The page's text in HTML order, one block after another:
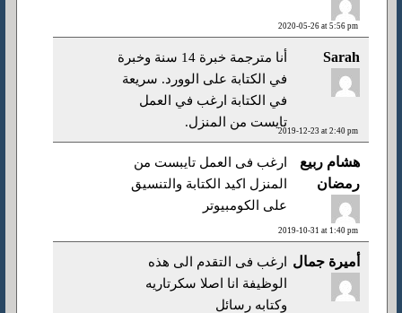
2020-05-26 at 5:56 pm
Sarah
2019-12-23 at 2:40 pm
أنا مترجمة خبرة 14 سنة وخبرة
في الكتابة على الوورد. سريعة
في الكتابة ارغب في العمل
تايست من المنزل.
هشام ربيع
رمضان
2019-10-31 at 1:40 pm
ارغب فى العمل تايبست من
المنزل اكيد الكتابة والتنسيق
على الكومبيوتر
أميرة جمال
ارغب فى التقدم الى هذه
الوظيفة انا اصلا سكرتاريه
وكتابه رسائل